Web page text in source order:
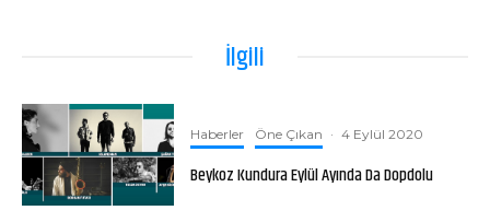
İlgili
Haberler Öne Çıkan · 4 Eylül 2020
Beykoz Kundura Eylül Ayında Da Dopdolu